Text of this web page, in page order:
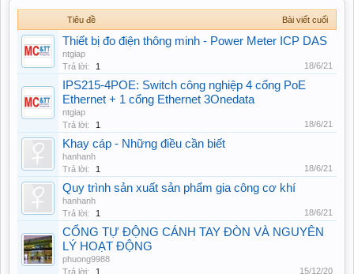
Tiêu đề Bài viết cuối
Thiết bị đo điện thông minh - Power Meter ICP DAS
ntgiap
Trả lời:
1 18/6/21
IPS215-4POE: Switch công nghiệp 4 cổng PoE
Ethernet + 1 cổng Ethernet 3Onedata
ntgiap
Trả lời:
1 18/6/21
Khay cáp - Những điều cần biết
hanhanh
Trả lời:
1 18/6/21
Quy trình sản xuất sản phẩm gia công cơ khí
hanhanh
Trả lời:
1 18/6/21
CỔNG TỰ ĐỘNG CÁNH TAY ĐÒN VÀ NGUYÊN
LÝ HOẠT ĐỘNG
phuong9988
Trả lời:
1 15/12/20